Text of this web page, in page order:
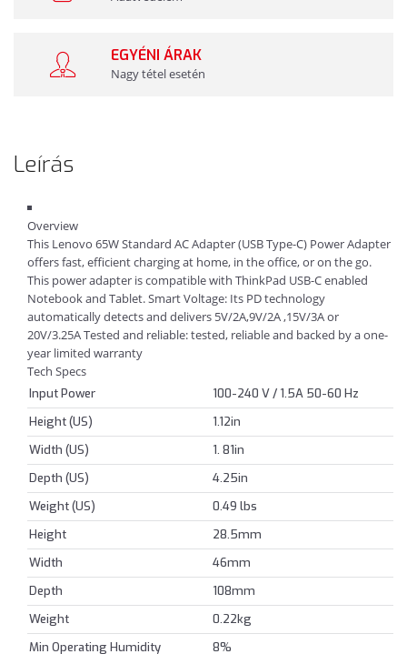
EGYÉNI ÁRAK
Nagy tétel esetén
Leírás
Overview
This Lenovo 65W Standard AC Adapter (USB Type-C) Power Adapter
offers fast, efficient charging at home, in the office, or on the go.
This power adapter is compatible with ThinkPad USB-C enabled
Notebook and Tablet. Smart Voltage: Its PD technology
automatically detects and delivers 5V/2A,9V/2A ,15V/3A or
20V/3.25A Tested and reliable: tested, reliable and backed by a one-
year limited warranty
Tech Specs
Input Power
100-240 V / 1.5A 50-60 Hz
Height (US)
1.12in
Width (US)
1. 81in
Depth (US)
4.25in
Weight (US)
0.49 lbs
Height
28.5mm
Width
46mm
Depth
108mm
Weight
0.22kg
Min Operating Humidity
8%